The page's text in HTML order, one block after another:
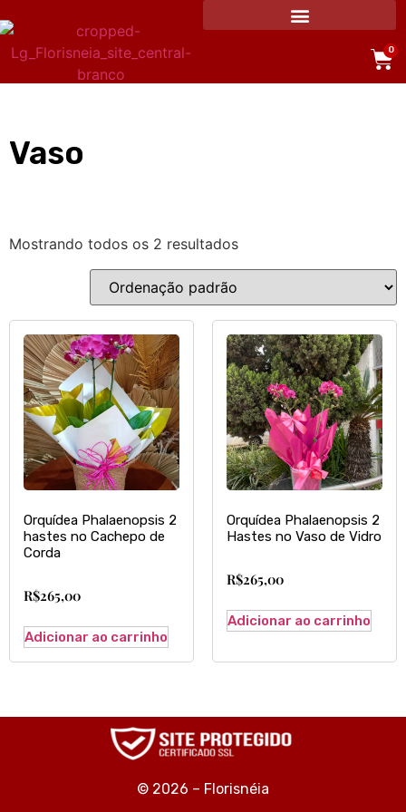
0
Vaso
Mostrando todos os 2 resultados
Orquídea Phalaenopsis 2
hastes no Cachepo de
Corda
R$265,00
Adicionar ao carrinho
Orquídea Phalaenopsis 2
Hastes no Vaso de Vidro
R$265,00
Adicionar ao carrinho
© 2026 – Florisnéia